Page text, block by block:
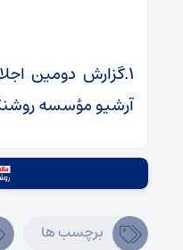
۱.گزارش دومین
آرشیو مؤسسه
برچسب ها